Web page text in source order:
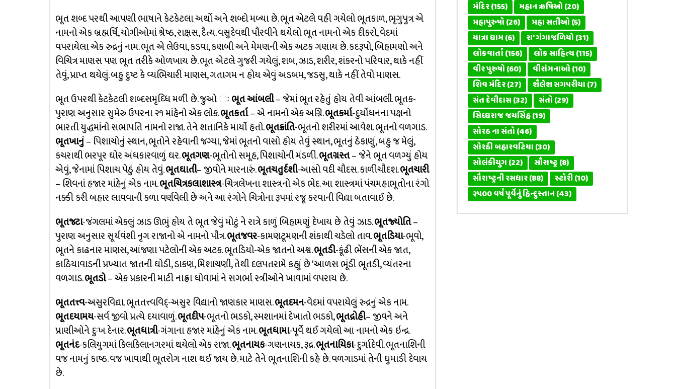
ભૂત શબ્દ પરથી આપણી ભાષાને કેટકેટલા અર્થો અને શબ્દો મળ્યા છે. ભૂત એટલે વહી ગયેલો ભૂતકાળ, ભૃગુપુત્ર એ
નામનો એક બ્રહ્મર્ષિ, યોગીઓમાં શ્રેષ્ઠ, રાક્ષસ, દૈત્ય. વસુદેવથી પૌરવીને થયેલો ભૂત નામનો એક દીકરો, વેદમાં
વપરાયેલા એક રુદ્રનું નામ. ભૂત એ લેઉવા, કડવા, કણબી અને મેમણની એક અટક ગણાય છે. કદરૂપો, બિહામણો અને
વિચિત્ર માણસ પણ ભૂત તરીકે ઓળખાય છે. ભૂત એટલે ગુજરી ગયેલું, શબ, ઝાડ, શરીર, શંકરનો પરિવાર, થાકે નહીં
તેવું, પ્રાપ્ત થયેલું. બહુ દુષ્ટ કે વ્યભિચારી માણસ, ગતાગમ ન હોય એવું અડબમ, જડસુ, થાકે નહીં તેવો માણસ.
ભૂત ઉપરથી કેટકેટલી શબ્દસમૃઘ્ધિ મળી છે. જુઓ ઃભૂત આંબલી– જેમાં ભૂત રહેતું હોય તેવી આંબલી. ભૂતક-
પુરાણ અનુસાર સુમેરુ ઉપરના ૨૧ માંહેનો એક લોક.ભૂતકર્તા– એ નામનો એક અગ્નિ.ભૂતકર્મા-દુર્યોધનના પક્ષનો
ભારતી યુદ્ધમાંનો સભાપતિ નામનો રાજા. તેને શતાનિકે માર્યો હતો.ભૂતક્રાંતિ-ભૂતનો શરીરમાં આવેશ. ભૂતનો વળગાડ.
ભૂતખાનું– પિશાચોનું સ્થાન, ભૂતોને રહેવાની જગ્યા, જેમાં ભૂતનો વાસો હોય તેવું સ્થાન, ભૂતનું ઠેકાણું, બહુ જ મેલું,
કચરાથી ભરપૂર ઘોર અંધકારવાળું ઘર.ભૂતગણ-ભૂતોનો સમૂહ, પિશાચોની મંડળી.ભૂતગ્રસ્ત– જેને ભૂત વળગ્યું હોય
એવું, જેનામાં પિશાચ પેઠું હોય તેવું.ભૂતઘાતી– જીવોને મારનારું.ભૂતચતુર્દશી-આસો વદી ચૌદસ. કાળીચૌદશ.ભૂતચારી
– શિવનાં હજાર માંહેનું એક નામ.ભૂતચિત્રકલાશાસ્ત્ર-ચિત્રલેખના શાસ્ત્રનો એક ભેદ. આ શાસ્ત્રમાં પંચમહાભૂતોના રંગો
નક્કી કરી બહાર લાવવાની કળા વર્ણવેલી છે અને આ રંગોને ચિત્રોના રૂપમાં રજૂ કરવાની વિદ્યા બતાવાઈ છે.
ભૂતજટા-જંગલમાં એકલું ઝાડ ઊભું હોય તે ભૂત જેવું મોટું ને રાત્રે કાળું બિહામણું દેખાય છે તેવું ઝાડ.ભૂતજ્યોતિ–
પુરાણ અનુસાર સૂર્યવંશી નૃગ રાજાનો એ નામનો પૌત્ર.ભૂતજવર-કામણટૂમણની શંકાથી ચડેલો તાવ.ભૂતડિયા-ભૂવો,
ભૂતને કાઢનાર માણસ, આંજણા પટેલોની એક અટક. ભૂતડિયો-એક જાતનો અશ્વ.ભૂતડી-કૂંઢી ભેંસની એક જાત,
કાઠિયાવાડની પ્રખ્યાત જાતની ઘોડી, ડાકણ, મિશાચણી, તેથી દલપતરામે કહ્યું છે ‘આળસ ભૂંડી ભૂતડી, વ્યંતરના
વળગાડ.ભૂતડો– એક પ્રકારની માટી નાહ્વા ધોવામાં ને સગર્ભા સ્ત્રીઓને ખાવામાં વપરાય છે.
ભૂતતત્ત્વ-અસુરવિદ્યા. ભૂતતત્ત્વવિદ્-અસુર વિદ્યાનો જાણકાર માણસ.ભૂતદમન-વેદમાં વપરાયેલું રુદ્રનું એક નામ.
ભૂતદયામય-સર્વ જીવો પ્રત્યે દયાવાળું.ભૂતદીપ-ભૂતનો ભડકો, સ્મશાનમાં દેખાતો ભડકો,ભૂતદ્રોહી– જીવને અને
પ્રાણીઓને દુઃખ દેનાર.ભૂતધાત્રી-ગંગાના હજાર માંહેનું એક નામ.ભૂતધામા-પૂર્વે થઈ ગયેલો આ નામનો એક ઇન્દ્ર.
ભૂતનંદ-કલિયુગમાં કિલકિલાનગરમાં થયેલો એક રાજા.ભૂતનાયક-ગણનાયક, રૂદ્ર.ભૂતનાયિકા-દુર્ગાદેવી. ભૂતનાશિની
વજ નામનું કાષ્ઠ. વજ ખાવાથી ભૂતરોગ નાશ થઈ જાય છે. માટે તેને ભૂતનાશિની કહે છે. વળગાડમાં તેની ઘુમાડી દેવાય
છે.
મંદિર(155) મહાન ઋષિઓ(20)
મહાપુરુષો(26) મહા સતીઓ(5)
યાત્રા ધામ(6) રા' ગંગાજળિયો(31)
લોકવાર્તા(156) લોક સાહિત્ય(115)
વીર પુરુષો(60) વીરાંગનાઓ(10)
શિવ મંદિર(27) શૈલેશ સગપરીયા(7)
સંત દેવીદાસ(32) સંતો(29)
સિધ્ધરાજ જયસિંહ(19)
સોરઠ ના સંતો(46)
સોરઠી બહારવટિયા(30)
સોલંકીયુગ(22) સૌરાષ્ટ્ર(8)
સૌરાષ્ટ્રની રસધાર(88) સ્ટોરી(10)
૨૫૦૦ વર્ષ પૂર્વેનું હિન્દુસ્તાન(43)